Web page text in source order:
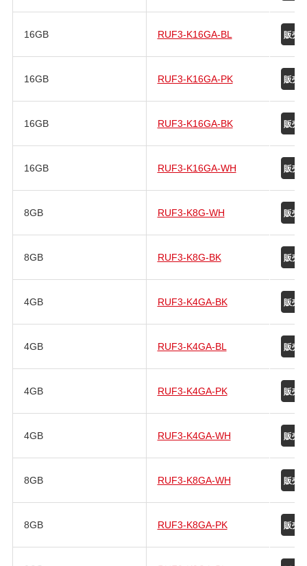
16GB RUF3-K16GA-BL
16GB RUF3-K16GA-PK
16GB RUF3-K16GA-BK
16GB RUF3-K16GA-WH
8GB RUF3-K8G-WH
8GB RUF3-K8G-BK
4GB RUF3-K4GA-BK
4GB RUF3-K4GA-BL
4GB RUF3-K4GA-PK
4GB RUF3-K4GA-WH
8GB RUF3-K8GA-WH
8GB RUF3-K8GA-PK